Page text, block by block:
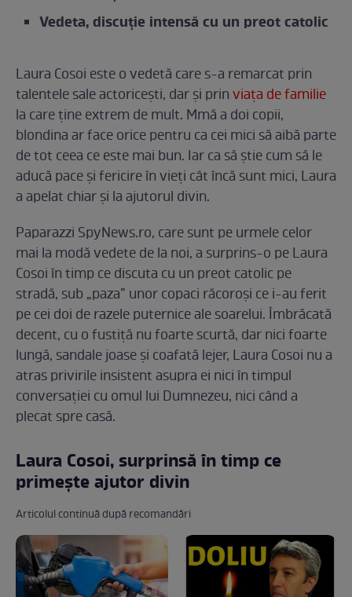
Vedeta, discuție intensă cu un preot catolic
Laura Cosoi este o vedetă care s-a remarcat prin
talentele sale actoricești, dar și prinviața de familie
la care ține extrem de mult. Mmă a doi copii,
blondina ar face orice pentru ca cei mici să aibă parte
de tot ceea ce este mai bun. Iar ca să știe cum să le
aducă pace și fericire în vieți cât încă sunt mici, Laura
a apelat chiar și la ajutorul divin.
Paparazzi SpyNews.ro, care sunt pe urmele celor
mai la modă vedete de la noi, a surprins-o pe Laura
Cosoi în timp ce discuta cu un preot catolic pe
stradă, sub „paza” unor copaci răcoroși ce i-au ferit
pe cei doi de razele puternice ale soarelui. Îmbrăcată
decent, cu o fustiță nu foarte scurtă, dar nici foarte
lungă, sandale joase și coafată lejer, Laura Cosoi nu a
atras privirile insistent asupra ei nici în timpul
conversației cu omul lui Dumnezeu, nici când a
plecat spre casă.
Laura Cosoi, surprinsă în timp ce
primește ajutor divin
Articolul continuă după recomandări